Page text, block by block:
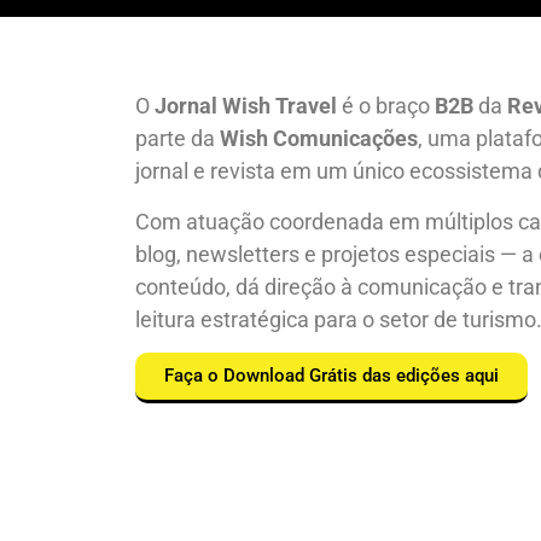
OJornal Wish Travel é o braço B2B da
parte da Wish Comunicações, uma
jornal e revista em um único ecossistema
Com atuação coordenada em múltiplos
blog, newsletters e projetos especiais —
conteúdo, dá direção à comunicação e
leitura estratégica para o setor de turismo.
Faça o Download Grátis das edições aqui